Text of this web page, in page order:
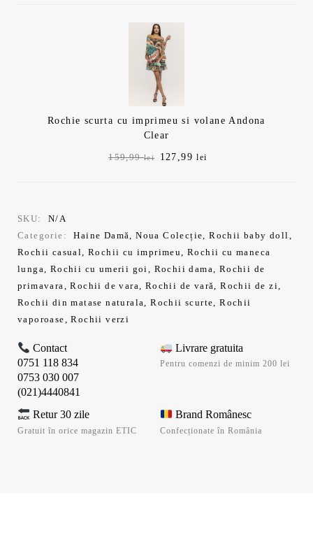
fost:
159,99 lei.
Rochie scurta cu imprimeu si volane Andona
Clear
159,99lei
Prețul
127,99lei
SKU:
N/A
Categorie:
Haine Damă,Noua Colecție,Rochii baby doll,
Rochii casual,Rochii cu imprimeu,Rochii cu maneca
lunga, Rochii cu umerii goi, Rochii dama, Rochii de
primavara,Rochii de vara, Rochii de vară,Rochii de zi,
Rochii din matase naturala,Rochii scurte,Rochii
vaporoase,Rochii verzi
Contact
0751 118 834
0753 030 007
(021)4440841
Livrare gratuita
Pentru comenzi de minim 200 lei
Retur 30 zile
Gratuit în orice magazin ETIC
Brand Românesc
Confecționate în România